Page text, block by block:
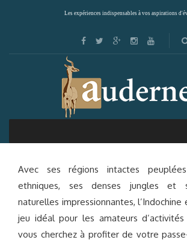
Les expériences indispensables à vos aspirations
L’AVENTURE AU
Avec ses régions intactes
ethniques, ses denses jungles et
naturelles impressionnantes,
jeu idéal pour les amateurs
vous cherchez à profiter de votre